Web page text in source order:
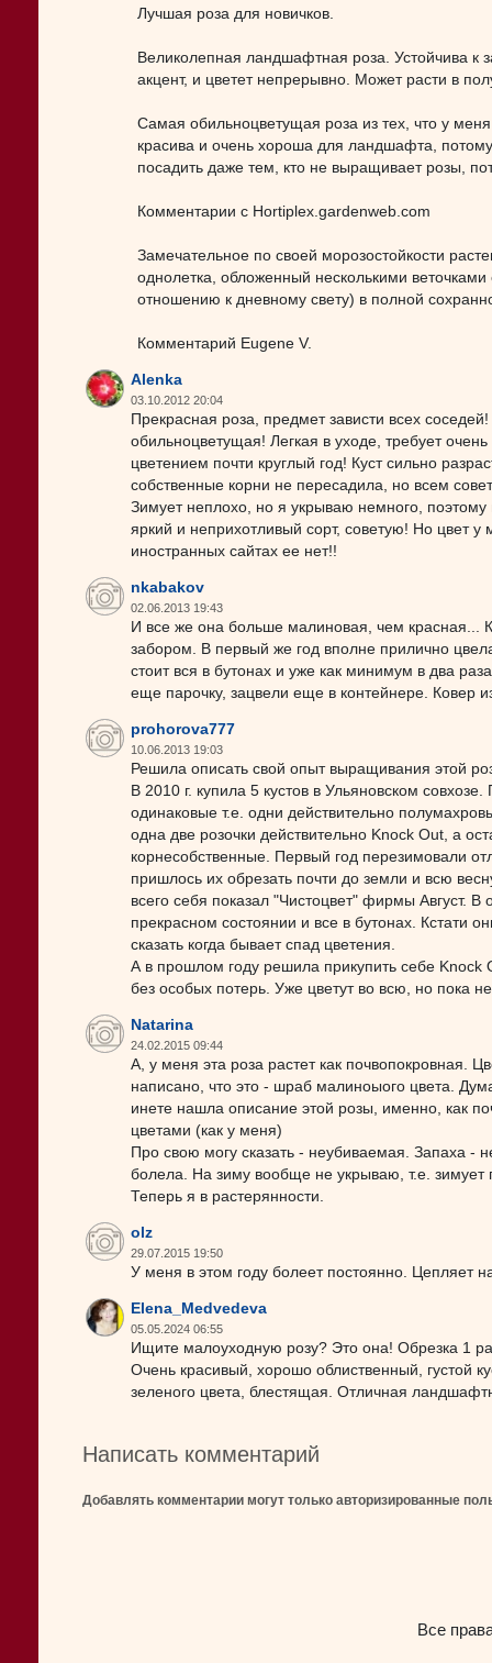
Лучшая роза для новичков.
Великолепная ландшафтная роза. Устойчива к
акцент, и цветет непрерывно. Может расти в
Самая обильноцветущая роза из тех, что у
красива и очень хороша для ландшафта,
посадить даже тем, кто не выращивает розы,
Комментарии с Hortiplex.gardenweb.com
Замечательное по своей морозостойкости
однолетка, обложенный несколькими
отношению к дневному свету) в полной
Комментарий Eugene V.
Alenka
03.10.2012 20:04
Прекрасная роза, предмет зависти всех
обильноцветущая! Легкая в уходе, требует
цветением почти круглый год! Куст сильно
собственные корни не пересадила, но всем
Зимует неплохо, но я укрываю немного,
яркий и неприхотливый сорт, советую! Но цвет
иностранных сайтах ее нет!!
nkabakov
02.06.2013 19:43
И все же она больше малиновая, чем красная...
забором. В первый же год вполне прилично
стоит вся в бутонах и уже как минимум в два
еще парочку, зацвели еще в контейнере. Ковер
prohorova777
10.06.2013 19:03
Решила описать свой опыт выращивания этой
В 2010 г. купила 5 кустов в Ульяновском
одинаковые т.е. одни действительно
одна две розочки действительно Knock Out, а
корнесобственные. Первый год перезимовали
пришлось их обрезать почти до земли и всю
всего себя показал "Чистоцвет" фирмы Август.
прекрасном состоянии и все в бутонах. Кстати
сказать когда бывает спад цветения.
А в прошлом году решила прикупить себе Knock
без особых потерь. Уже цветут во всю, но пока
Natarina
24.02.2015 09:44
А, у меня эта роза растет как почвопокровная.
написано, что это - шраб малиноыого цвета.
инете нашла описание этой розы, именно, как
цветами (как у меня)
Про свою могу сказать - неубиваемая. Запаха -
болела. На зиму вообще не укрываю, т.е. зимует
Теперь я в растерянности.
olz
29.07.2015 19:50
У меня в этом году болеет постоянно. Цепляет
Elena_Medvedeva
05.05.2024 06:55
Ищите малоуходную розу? Это она! Обрезка 1
Очень красивый, хорошо облиственный, густой
зеленого цвета, блестящая. Отличная
Написать комментарий
Добавлять комментарии могут только авторизированные
Все